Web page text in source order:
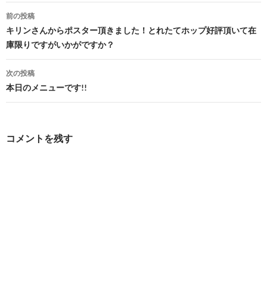
投
稿
ナ
ビ
ゲ
シ
前の投稿
キリンさんからポスター頂きました！とれたてホップ好評頂いて在
庫限りですがいかがですか？
次の投稿
本日のメニューです!!
コメントを残す